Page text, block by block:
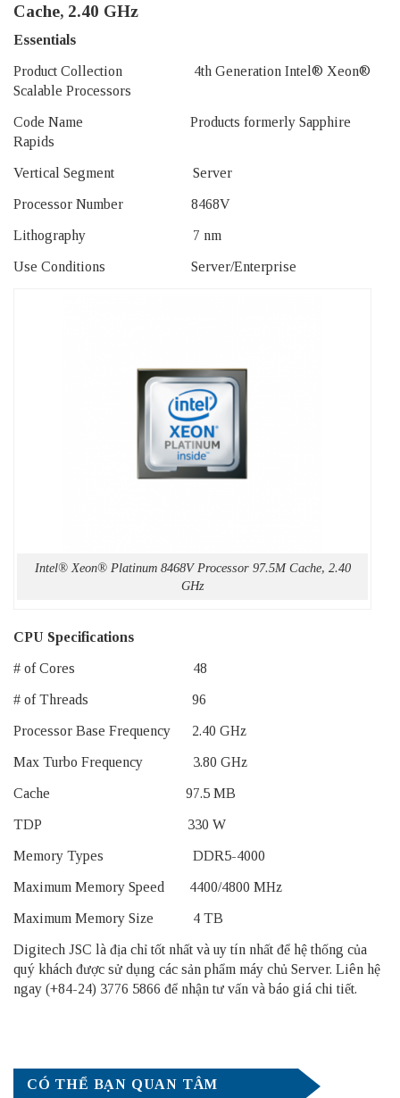
Cache, 2.40 GHz
Essentials
Product Collection 4th Generation Intel® Xeon®
Scalable Processors
Code Name Products formerly Sapphire
Rapids
Vertical Segment Server
Processor Number 8468V
Lithography 7 nm
Use Conditions Server/Enterprise
Intel® Xeon® Platinum 8468V Processor 97.5M Cache, 2.40
GHz
CPU Specifications
# of Cores 48
# of Threads 96
Processor Base Frequency 2.40 GHz
Max Turbo Frequency 3.80 GHz
Cache 97.5 MB
TDP 330 W
Memory Types DDR5-4000
Maximum Memory Speed 4400/4800 MHz
Maximum Memory Size 4 TB
Digitech JSC là địa chỉ tốt nhất và uy tín nhất để hệ thống của
quý khách được sử dụng các sản phẩm máy chủ Server. Liên hệ
ngay (+84-24) 3776 5866 để nhận tư vấn và báo giá chi tiết.
CÓ THỂ BẠN QUAN TÂM